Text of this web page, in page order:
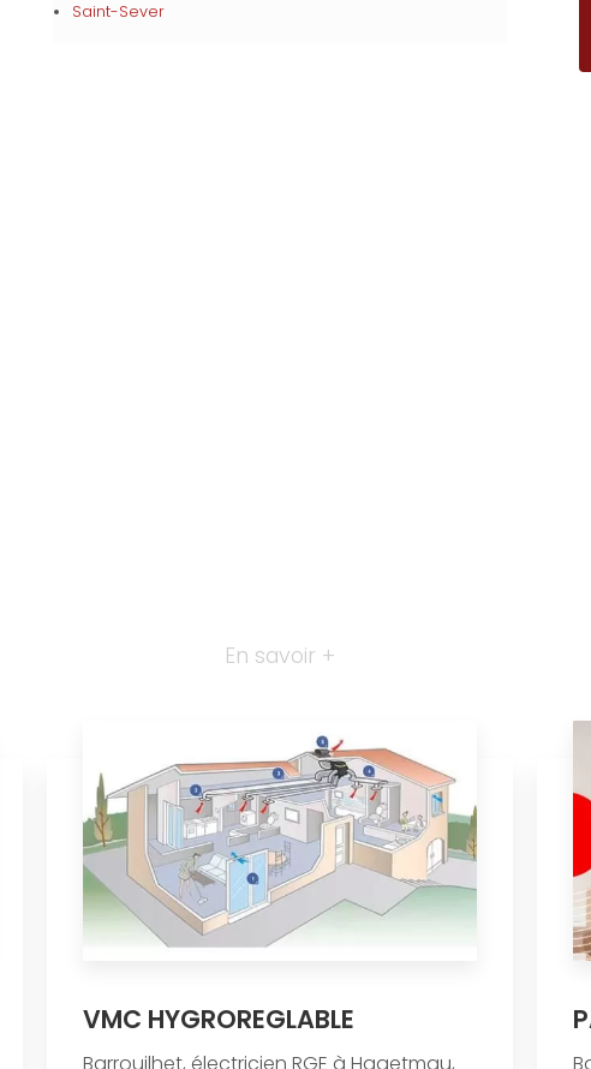
Saint-Sever
En savoir +
VMC HYGROREGLABLE
Barrouilhet, électricien RGE à Hagetmau,